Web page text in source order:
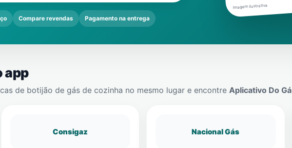
Compare revendas Pagamento na entrega
Imagem ilustrativa
app
de botijão de gás de cozinha no mesmo lugar e encontre Aplicativo Do
Consigaz Nacional Gás